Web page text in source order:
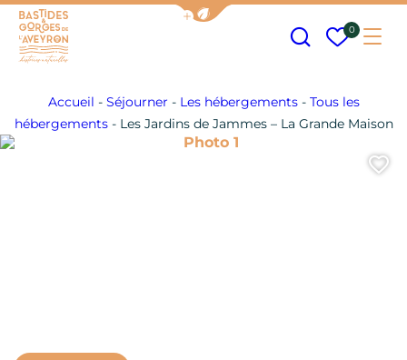
Afficher la barre de navigation
Mes
0
Accueil - Séjourner - Les hébergements- Tous les
hébergements- Les Jardins de Jammes – La Grande Maison
Photo 1